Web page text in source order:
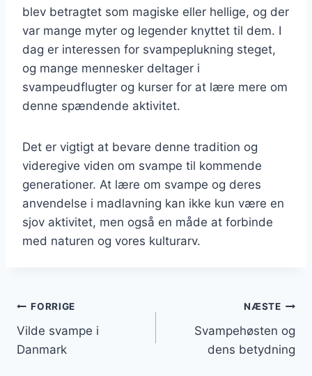
blev betragtet som magiske eller hellige, og der
var mange myter og legender knyttet til dem. I
dag er interessen for svampeplukning steget,
og mange mennesker deltager i
svampeudflugter og kurser for at lære mere om
denne spændende aktivitet.
Det er vigtigt at bevare denne tradition og
videregive viden om svampe til kommende
generationer. At lære om svampe og deres
anvendelse i madlavning kan ikke kun være en
sjov aktivitet, men også en måde at forbinde
med naturen og vores kulturarv.
Indlægsnavigation
FORRIGE
Vilde svampe i
Danmark
NÆSTE
Svampehøsten og
dens betydning